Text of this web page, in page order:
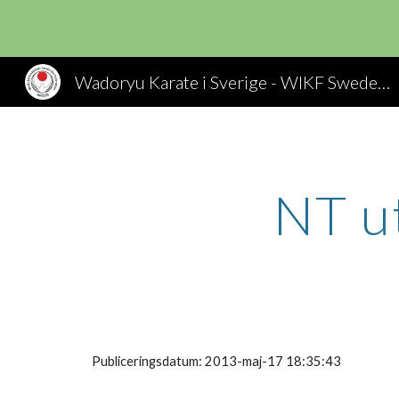
Wadoryu Karate i Sverige - WIKF Sweden, Wado Ryu Karate
Publiceringsdatum: 2013-maj-17 18:35:43